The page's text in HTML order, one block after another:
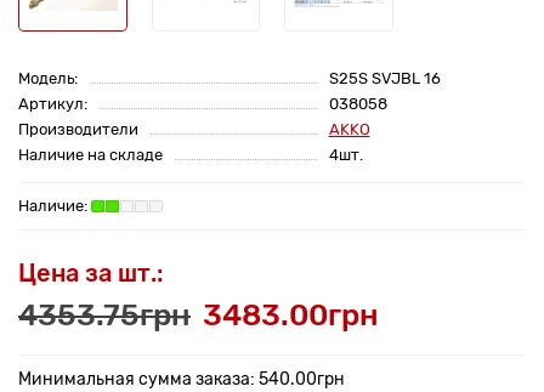
Модель:
S25S SVJBL 16
Артикул:
038058
Производители
AKKO
Наличие на складе
4шт.
Цена за шт.:
4353.75грн 3483.00грн
Минимальная сумма заказа: 540.00грн